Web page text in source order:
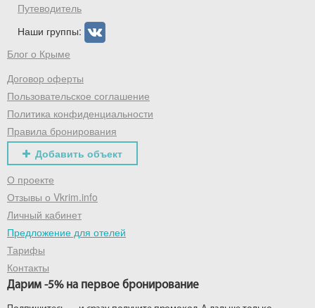
Путеводитель
Наши группы:
Блог о Крыме
Договор оферты
Пользовательское соглашение
Политика конфиденциальности
Правила бронирования
Добавить объект
О проекте
Отзывы о Vkrim.info
Личный кабинет
Предложение для отелей
Тарифы
Контакты
Дарим -5% на первое бронирование